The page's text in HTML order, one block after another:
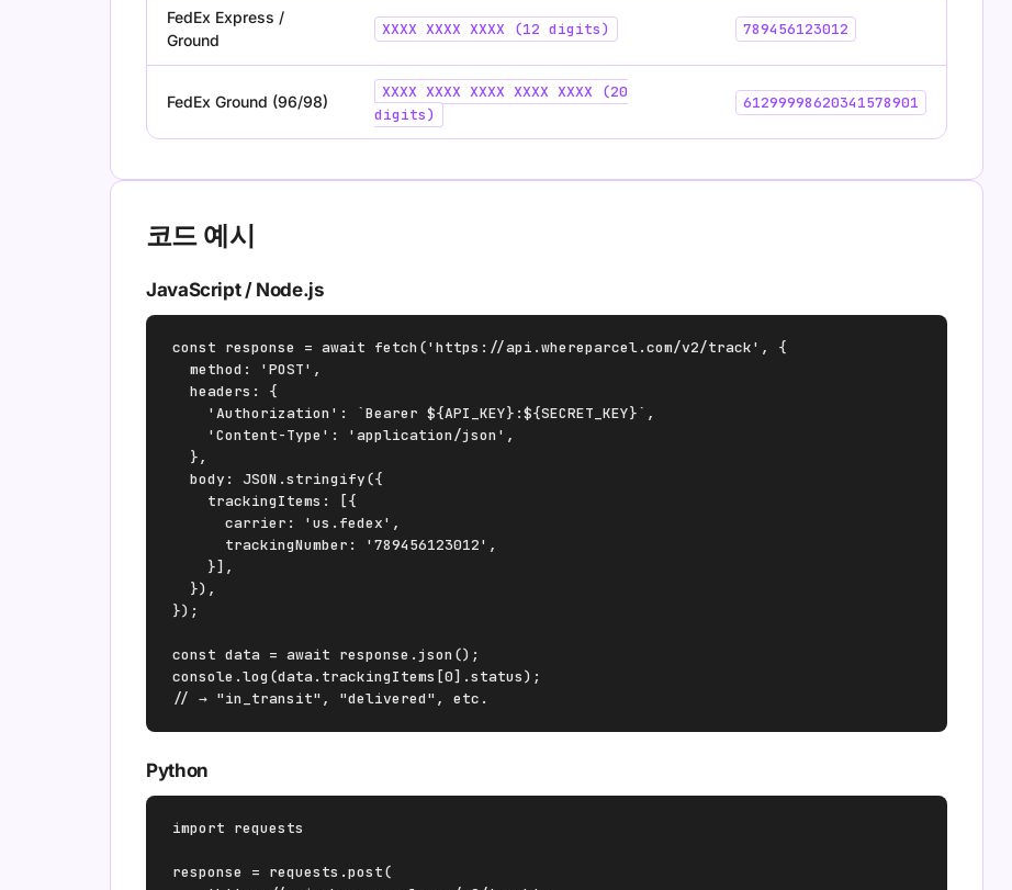
FedEx Express /
Ground
XXXX XXXX XXXX (12 digits) 789456123012
FedEx Ground (96/98)
XXXX XXXX XXXX XXXX XXXX (20
digits)
61299998620341578901
코드 예시
JavaScript / Node.js
const response = await fetch('https://api.whereparcel.com/v2/track', {
  method: 'POST',
  headers: {
    'Authorization': `Bearer ${API_KEY}:${SECRET_KEY}`,
    'Content-Type': 'application/json',
  },
  body: JSON.stringify({
    trackingItems: [{
      carrier: 'us.fedex',
      trackingNumber: '789456123012',
    }],
  }),
});
const data = await response.json();
console.log(data.trackingItems[0].status);
// → "in_transit", "delivered", etc.
Python
import requests
response = requests.post(